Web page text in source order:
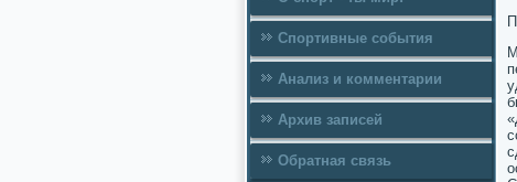
Спортивные события
Анализ и комментарии
Архив записей
Обратная связь